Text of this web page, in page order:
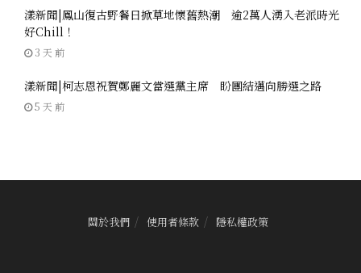
漾新聞|鳳山復古野餐日掀草地懷舊熱潮 逾2萬人湧入老派時光
好Chill！
3 天 前
漾新聞|柯志恩祝賀鄭麗文當選黨主席 盼團結邁向勝選之路
5 天 前
關於我們 使用者條款 隱私權政策